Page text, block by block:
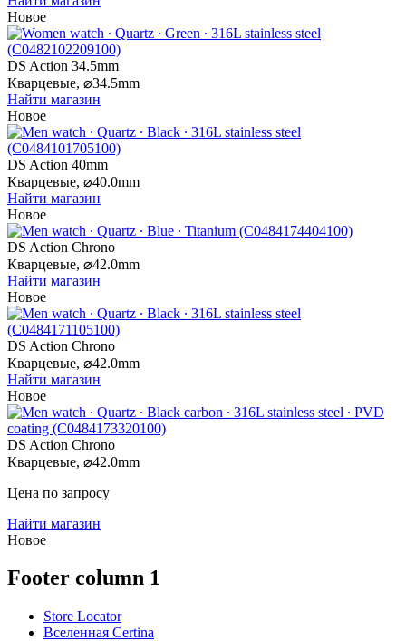
Новое
DS Action 34.5mm
Кварцевые, ⌀34.5mm
Найти магазин
Новое
DS Action 40mm
Кварцевые, ⌀40.0mm
Найти магазин
Новое
DS Action Chrono
Кварцевые, ⌀42.0mm
Найти магазин
Новое
DS Action Chrono
Кварцевые, ⌀42.0mm
Найти магазин
Новое
DS Action Chrono
Кварцевые, ⌀42.0mm
Цена по запросу
Найти магазин
Новое
Footer column 1
Store Locator
Вселенная Certina